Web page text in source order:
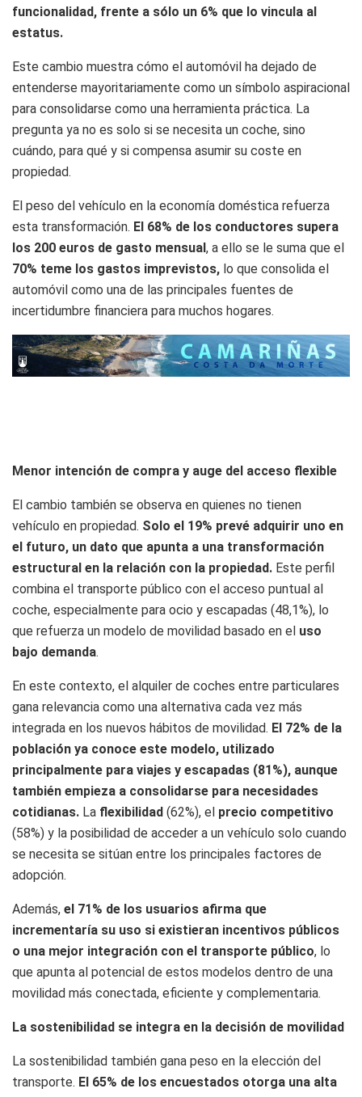
funcionalidad, frente a sólo un 6% que lo vincula al
estatus.
Este cambio muestra cómo el automóvil ha dejado de
entenderse mayoritariamente como un símbolo aspiracional
para consolidarse como una herramienta práctica. La
pregunta ya no es solo si se necesita un coche, sino
cuándo, para qué y si compensa asumir su coste en
propiedad.
El peso del vehículo en la economía doméstica refuerza
esta transformación. El 68% de los conductores supera
los 200 euros de gasto mensual , a ello se le suma que el
70% teme los gastos imprevistos, lo que consolida el
automóvil como una de las principales fuentes de
incertidumbre financiera para muchos hogares.
Menor intención de compra y auge del acceso flexible
El cambio también se observa en quienes no tienen
vehículo en propiedad. Solo el 19% prevé adquirir uno en
el futuro, un dato que apunta a una transformación
estructural en la relación con la propiedad. Este perfil
combina el transporte público con el acceso puntual al
coche, especialmente para ocio y escapadas (48,1%), lo
que refuerza un modelo de movilidad basado en el uso
bajo demanda.
En este contexto, el alquiler de coches entre particulares
gana relevancia como una alternativa cada vez más
integrada en los nuevos hábitos de movilidad. El 72% de la
población ya conoce este modelo, utilizado
principalmente para viajes y escapadas (81%), aunque
también empieza a consolidarse para necesidades
cotidianas. La flexibilidad (62%), el precio competitivo
(58%) y la posibilidad de acceder a un vehículo solo cuando
se necesita se sitúan entre los principales factores de
adopción.
Además, el 71% de los usuarios afirma que
incrementaría su uso si existieran incentivos públicos
o una mejor integración con el transporte público, lo
que apunta al potencial de estos modelos dentro de una
movilidad más conectada, eficiente y complementaria.
La sostenibilidad se integra en la decisión de movilidad
La sostenibilidad también gana peso en la elección del
transporte. El 65% de los encuestados otorga una alta